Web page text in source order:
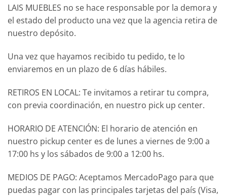
LAIS MUEBLES no se hace responsable por la demora y
el estado del producto una vez que la agencia retira de
nuestro depósito.
Una vez que hayamos recibido tu pedido, te lo
enviaremos en un plazo de 6 días hábiles.
RETIROS EN LOCAL: Te invitamos a retirar tu compra,
con previa coordinación, en nuestro pick up center.
HORARIO DE ATENCIÓN: El horario de atención en
nuestro pickup center es de lunes a viernes de 9:00 a
17:00 hs y los sábados de 9:00 a 12:00 hs.
MEDIOS DE PAGO: Aceptamos MercadoPago para que
puedas pagar con las principales tarjetas del país (Visa,